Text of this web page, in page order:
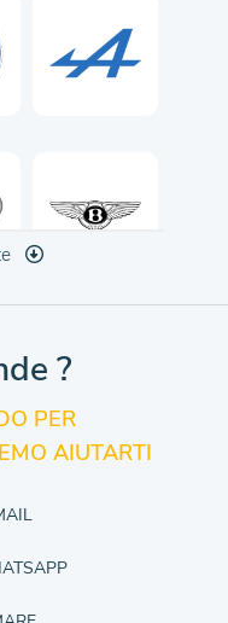
?
PER
AIUTARTI